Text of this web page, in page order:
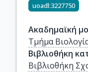
uoadl:3227750
Ακαδημαϊκή
Τμήμα
Βιβλιοθήκη
Βιβλιοθήκη